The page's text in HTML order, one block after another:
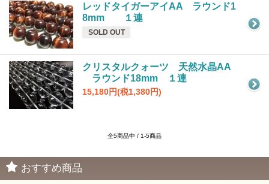
レッドタイガーアイAA ラウンド1
8mm １連
SOLD OUT
クリスタルクォーツ 天然水晶AA
ラウンド18mm １連
15,180円(税1,380円)
全5商品中 / 1-5商品
おすすめ商品